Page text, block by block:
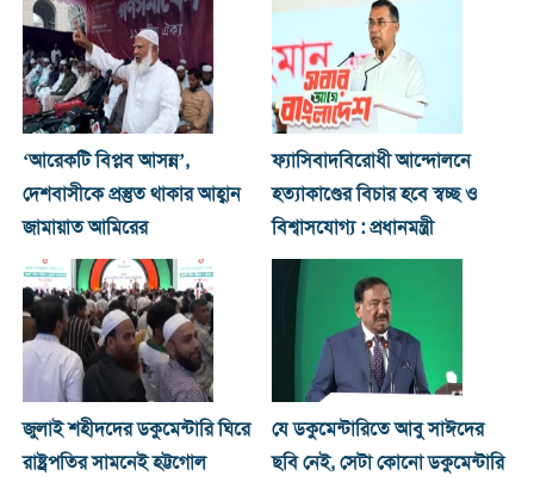
‘আরেকটি বিপ্লব আসন্ন’,
দেশবাসীকে প্রস্তুত থাকার আহ্বান
জামায়াত আমিরের
ফ্যাসিবাদবিরোধী আন্দোলনে
হত্যাকাণ্ডের বিচার হবে স্বচ্ছ ও
বিশ্বাসযোগ্য : প্রধানমন্ত্রী
জুলাই শহীদদের ডকুমেন্টারি ঘিরে
রাষ্ট্রপতির সামনেই হট্টগোল
যে ডকুমেন্টারিতে আবু সাঈদের
ছবি নেই, সেটা কোনো ডকুমেন্টারি